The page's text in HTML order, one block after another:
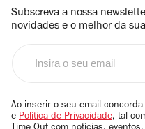
Subscreva a nossa
novidades e o melhor da
email
Ao inserir o seu email
e Política de Privacidade, tal